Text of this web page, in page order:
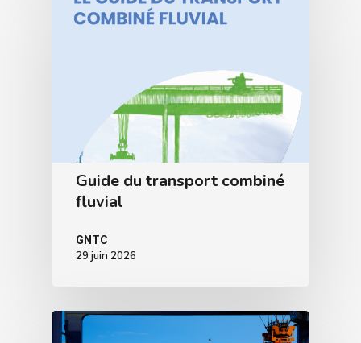
Guide du transport combiné
fluvial
GNTC
29 juin 2026